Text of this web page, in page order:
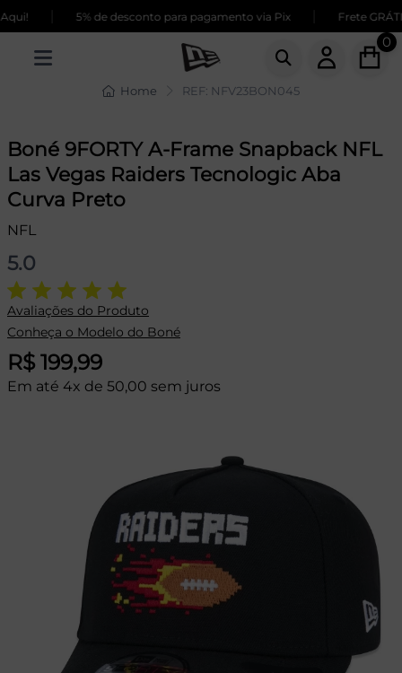
5% de desconto para pagamento via Pix Frete
0
Home REF: NFV23BON045
Boné 9FORTY A-Frame Snapback NFL
Las Vegas Raiders Tecnologic Aba
Curva Preto
NFL
5.0
Avaliações do Produto
Conheça o Modelo do Boné
R$ 199,99
Em até 4x de 50,00 sem juros